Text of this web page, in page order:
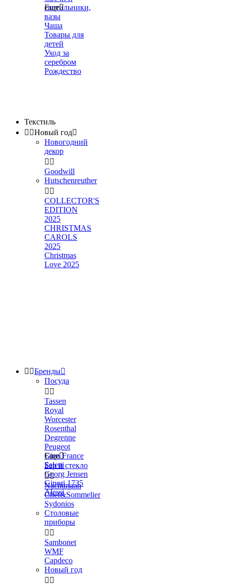
светильники,
вазы
Чаша
Товары для
детей
Уход за
серебром
Рождество
Еще
Текстиль
 Новый год
Новогодний
декор
 
Goodwill
Hutschenreuther
 
COLLECTOR'S
EDITION
2025
CHRISTMAS
CAROLS
2025
Christmas
Love 2025
 Бренды
Посуда
 
Tassen
Royal
Worcester
Rosenthal
Degrenne
Peugeot
Gien France
Seletti
Georg Jensen
Ginori 1735
Alessi
Еще
Бар и стекло

Nachtmann
Chef&Sommelier
Sydonios
Столовые
приборы
 
Sambonet
WMF
Capdeco
Новый год
 